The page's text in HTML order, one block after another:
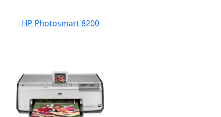
HP Photosmart 8200